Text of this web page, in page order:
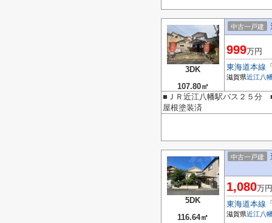
3DK
107.80㎡
中古一戸建
999万円
東海道本線
滋賀県近江八
■ＪＲ近江八幡駅バス２５
屋根塗装済
5DK
116.64㎡
中古一戸建
1,080万円
東海道本線
滋賀県近江八